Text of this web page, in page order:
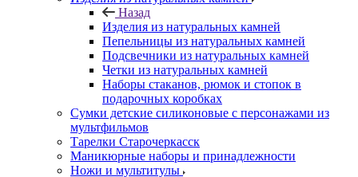
Назад
Изделия из натуральных камней
Пепельницы из натуральных камней
Подсвечники из натуральных камней
Четки из натуральных камней
Наборы стаканов, рюмок и стопок в
подарочных коробках
Сумки детские силиконовые с персонажами из
мультфильмов
Тарелки Старочеркасск
Маникюрные наборы и принадлежности
Ножи и мультитулы